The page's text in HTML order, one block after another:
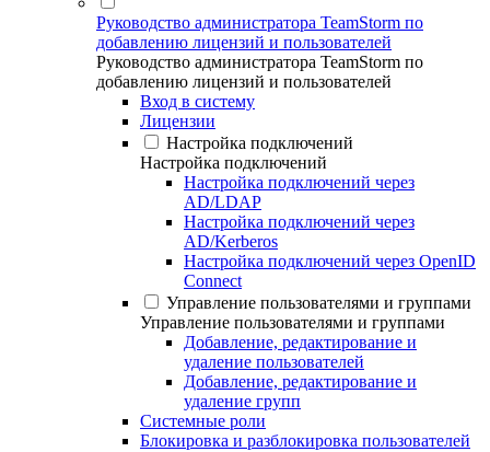
Руководство администратора TeamStorm по
добавлению лицензий и пользователей
Руководство администратора TeamStorm по
добавлению лицензий и пользователей
Вход в систему
Лицензии
Настройка подключений
Настройка подключений
Настройка подключений через
AD/LDAP
Настройка подключений через
AD/Kerberos
Настройка подключений через OpenID
Connect
Управление пользователями и группами
Управление пользователями и группами
Добавление, редактирование и
удаление пользователей
Добавление, редактирование и
удаление групп
Системные роли
Блокировка и разблокировка пользователей